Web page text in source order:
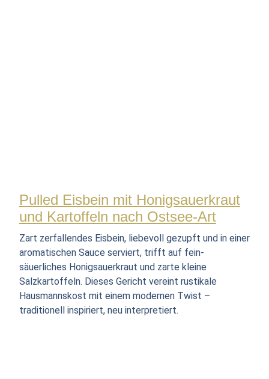
Pulled Eisbein mit Honigsauerkraut
und Kartoffeln nach Ostsee-Art
Zart zerfallendes Eisbein, liebevoll gezupft und in einer
aromatischen Sauce serviert, trifft auf fein-
säuerliches Honigsauerkraut und zarte kleine
Salzkartoffeln. Dieses Gericht vereint rustikale
Hausmannskost mit einem modernen Twist –
traditionell inspiriert, neu interpretiert.